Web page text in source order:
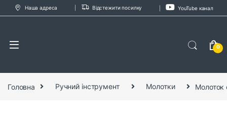
Skip to navigation
Skip to content
Наша адреса Відстежити посилку YouTube канал
0
Головна Ручний інструмент Молотки Молоток